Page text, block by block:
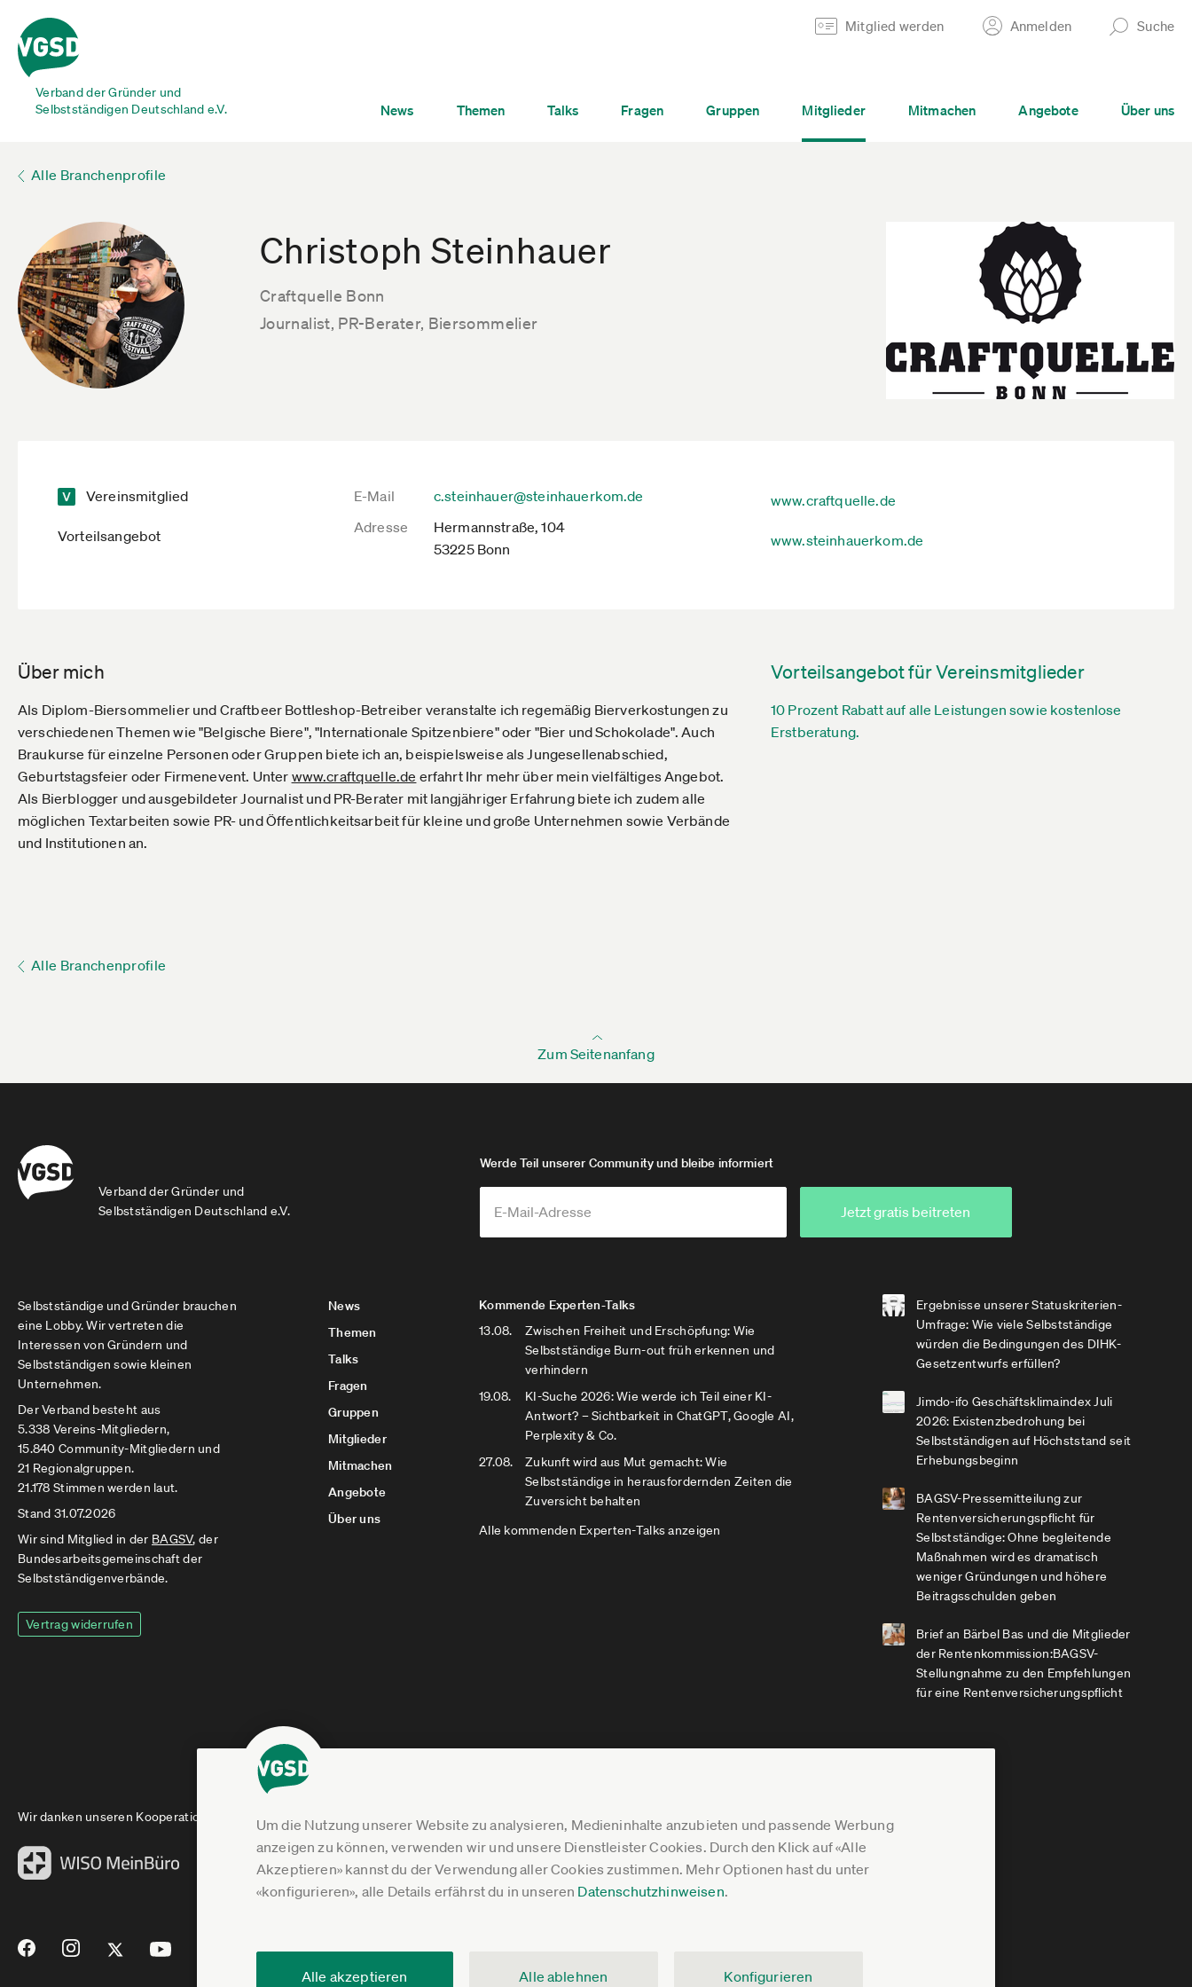
Verband der Gründer und
Selbstständigen Deutschland e.V.
Mitglied werden Anmelden Suche
News Themen Talks Fragen Gruppen Mitglieder Mitmachen Angebote Über uns
Um die Nutzung unserer Website zu analysieren, Medieninhalte anzubieten und passende Werbung
anzeigen zu können, verwenden wir und unsere Dienstleister Cookies. Durch den Klick auf «Alle
Akzeptieren» kannst du der Verwendung aller Cookies zustimmen. Mehr Optionen hast du unter
«konfigurieren», alle Details erfährst du in unseren Datenschutzhinweisen.
Alle akzeptieren Alle ablehnen Konfigurieren
Alle Branchenprofile
Christoph Steinhauer
Craftquelle Bonn
Journalist, PR-Berater, Biersommelier
Vereinsmitglied
Vorteilsangebot
E-Mail
c.steinhauer@steinhauerkom.de
Adresse
Hermannstraße, 104
53225 Bonn
www.craftquelle.de
www.steinhauerkom.de
Über mich
Als Diplom-Biersommelier und Craftbeer Bottleshop-Betreiber veranstalte ich regemäßig Bierverkostungen zu
verschiedenen Themen wie "Belgische Biere", "Internationale Spitzenbiere" oder "Bier und Schokolade". Auch
Braukurse für einzelne Personen oder Gruppen biete ich an, beispielsweise als Jungesellenabschied,
Geburtstagsfeier oder Firmenevent. Unter www.craftquelle.de­ erfahrt Ihr mehr über mein vielfältiges Angebot.
Als Bierblogger und ausgebildeter Journalist und PR-Berater mit langjähriger Erfahrung biete ich zudem alle
möglichen Textarbeiten sowie PR- und Öffentlichkeitsarbeit für kleine und große Unternehmen sowie Verbände
und Institutionen an.
Vorteilsangebot für Vereinsmitglieder
10 Prozent Rabatt auf alle Leistungen sowie kostenlose
Erstberatung.
Alle Branchenprofile
Zum Seitenanfang
Verband der Gründer und
Selbstständigen Deutschland e.V.
Werde Teil unserer Community und bleibe informiert
Jetzt gratis beitreten
Selbstständige und Gründer brauchen
eine Lobby. Wir vertreten die
Interessen von Gründern und
Selbstständigen sowie kleinen
Unternehmen.
Der Verband besteht aus
5.338 Vereins-Mitgliedern,
15.840 Community-Mitgliedern und
21 Regionalgruppen.
21.178 Stimmen werden laut.
Stand 31.07.2026
Wir sind Mitglied in der BAGSV, der
Bundesarbeitsgemeinschaft der
Selbstständigenverbände.
Vertrag widerrufen
News
Themen
Talks
Fragen
Gruppen
Mitglieder
Mitmachen
Angebote
Über uns
Kommende Experten-Talks
13.08.
Zwischen Freiheit und Erschöpfung: Wie
Selbstständige Burn-out früh erkennen und
verhindern
19.08.
KI-Suche 2026: Wie werde ich Teil einer KI-
Antwort? – Sichtbarkeit in ChatGPT, Google AI,
Perplexity & Co.
27.08.
Zukunft wird aus Mut gemacht: Wie
Selbstständige in herausfordernden Zeiten die
Zuversicht behalten
Alle kommenden Experten-Talks anzeigen
Ergebnisse unserer Statuskriterien-
Umfrage: Wie viele Selbstständige
würden die Bedingungen des DIHK-
Gesetzentwurfs erfüllen?
Jimdo-ifo Geschäftsklimaindex Juli
2026: Existenzbedrohung bei
Selbstständigen auf Höchststand seit
Erhebungsbeginn
BAGSV-Pressemitteilung zur
Rentenversicherungspflicht für
Selbstständige: Ohne begleitende
Maßnahmen wird es dramatisch
weniger Gründungen und höhere
Beitragsschulden geben
Brief an Bärbel Bas und die Mitglieder
der Rentenkommission:BAGSV-
Stellungnahme zu den Empfehlungen
für eine Rentenversicherungspflicht
Wir danken unseren Kooperationspartnern